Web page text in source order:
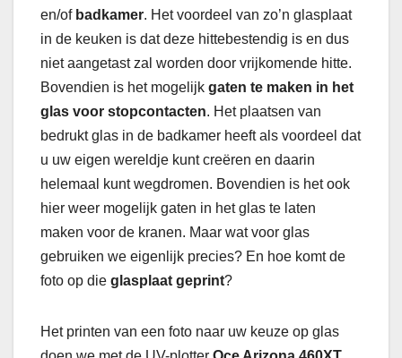
en/of badkamer. Het voordeel van zo’n glasplaat
in de keuken is dat deze hittebestendig is en dus
niet aangetast zal worden door vrijkomende hitte.
Bovendien is het mogelijk gaten te maken in het
glas voor stopcontacten. Het plaatsen van
bedrukt glas in de badkamer heeft als voordeel dat
u uw eigen wereldje kunt creëren en daarin
helemaal kunt wegdromen. Bovendien is het ook
hier weer mogelijk gaten in het glas te laten
maken voor de kranen. Maar wat voor glas
gebruiken we eigenlijk precies? En hoe komt de
foto op die glasplaat geprint?
Het printen van een foto naar uw keuze op glas